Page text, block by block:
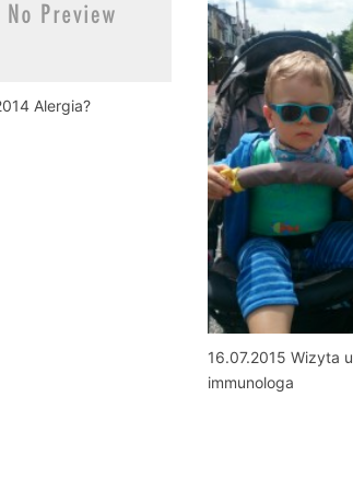
Alergia?
16.07.2015 Wizyta u
immunologa